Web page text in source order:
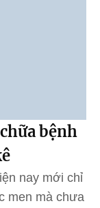
bệnh
nay mới chỉ
men mà chưa